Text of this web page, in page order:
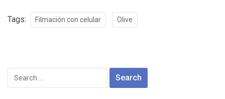
Tags: Filmación con celular Olive
Search
for: